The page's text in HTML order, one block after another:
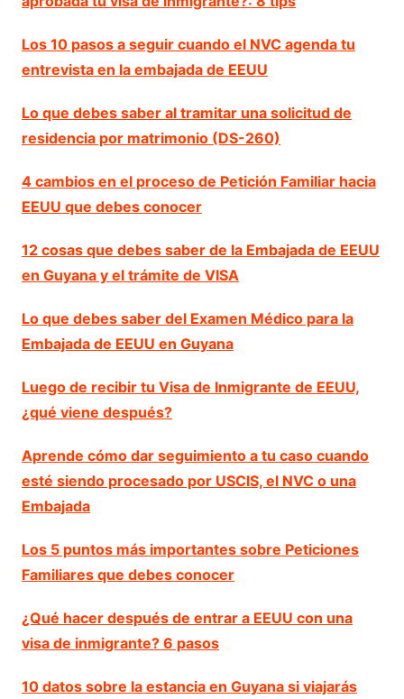
Los 10 pasos a seguir cuando el NVC agenda tu
entrevista en la embajada de EEUU
Lo que debes saber al tramitar una solicitud de
residencia por matrimonio (DS-260)
4 cambios en el proceso de Petición Familiar hacia
EEUU que debes conocer
12 cosas que debes saber de la Embajada de EEUU
en Guyana y el trámite de VISA
Lo que debes saber del Examen Médico para la
Embajada de EEUU en Guyana
Luego de recibir tu Visa de Inmigrante de EEUU,
¿qué viene después?
Aprende cómo dar seguimiento a tu caso cuando
esté siendo procesado por USCIS, el NVC o una
Embajada
Los 5 puntos más importantes sobre Peticiones
Familiares que debes conocer
¿Qué hacer después de entrar a EEUU con una
visa de inmigrante? 6 pasos
10 datos sobre la estancia en Guyana si viajarás